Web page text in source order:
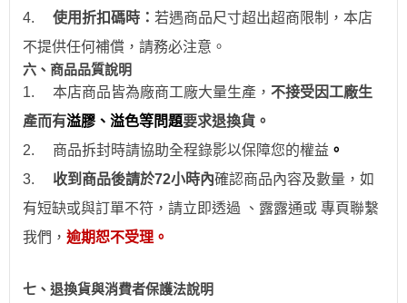
4.
使用折扣碼時： 若遇商品尺寸超出超商限制，本店
不提供任何補償，請務必注意。
六、商品品質說明
1.
本店商品皆為廠商工廠大量生產， 不接受因工廠生
產而有溢膠、溢色等問題要求退換貨。
2.
商品拆封時請協助全程錄影以保障您的權益 。
3.
收到商品後請於72小時內確認商品內容及數量，如
有短缺或與訂單不符，請立即透過
、露露通或 專頁聯繫
我們， 逾期恕不受理。
七、退換貨與消費者保護法說明